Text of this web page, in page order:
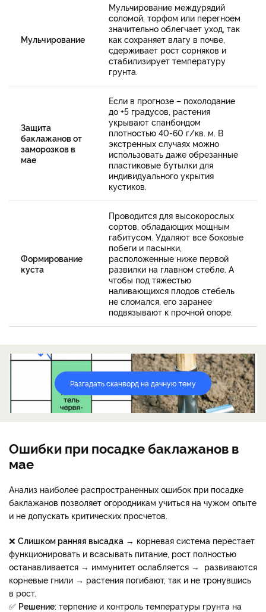
Мульчирование
Мульчирование междурядий
соломой, торфом или перегноем
значительно облегчает уход, так
как сохраняет влагу в почве,
сдерживает рост сорняков и
стабилизирует температуру
грунта.
Защита
баклажанов от
заморозков в
мае
Если в прогнозе – похолодание
до +5 градусов, растения
укрывают спанбондом
плотностью 40-60 г/кв. м. В
экстренных случаях можно
использовать даже обрезанные
пластиковые бутылки для
индивидуального укрытия
кустиков.
Формирование
куста
Проводится для высокорослых
сортов, обладающих мощным
габитусом. Удаляют все боковые
побеги и пасынки,
расположенные ниже первой
развилки на главном стебле. А
чтобы под тяжестью
наливающихся плодов стебель
не сломался, его заранее
подвязывают к прочной опоре.
Разгадать сканворд на дачную тему
Ошибки при посадке баклажанов в
мае
Анализ наиболее распространенных ошибок при посадке
баклажанов позволяет огородникам учиться на чужом опыте
и не допускать критических просчетов.
❌ Слишком ранняя высадка → корневая система перестает
функционировать и всасывать питание, рост полностью
останавливается → иммунитет ослабляется → развиваются
корневые гнили → растения погибают, так и не тронувшись
в рост.
✅ Решение: терпение и контроль температуры грунта на